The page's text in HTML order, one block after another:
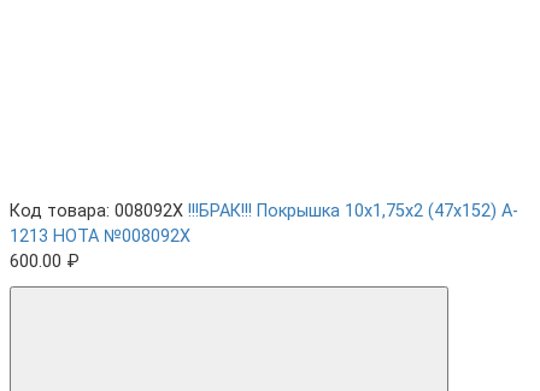
Код товара: 008092X !!!БРАК!!! Покрышка 10х1,75х2 (47x152) A-
1213 HOTA №008092X
600.00 ₽